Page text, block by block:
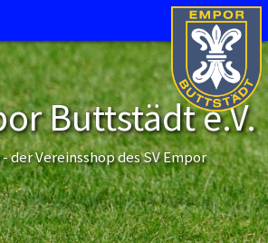
Buttstädt e.V.
- der Vereinsshop des SV Empor